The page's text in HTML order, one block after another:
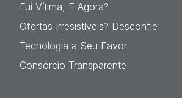
Fui Vítima, E Agora?
Ofertas Irresistíveis? Desconfie!
Tecnologia a Seu Favor
Consórcio Transparente